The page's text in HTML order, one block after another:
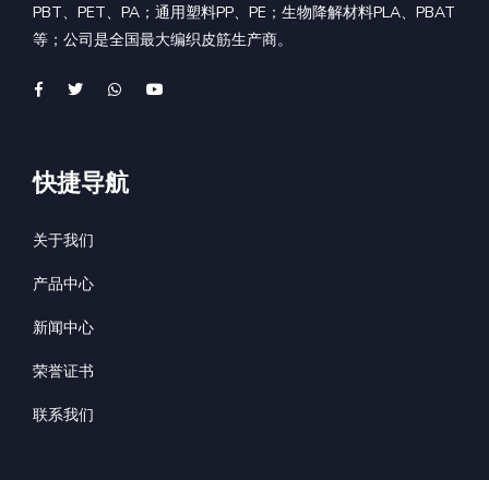
PBT、PET、PA；通用塑料PP、PE；生物降解材料PLA、PBAT
等；公司是全国最大编织皮筋生产商。
快捷导航
关于我们
产品中心
新闻中心
荣誉证书
联系我们